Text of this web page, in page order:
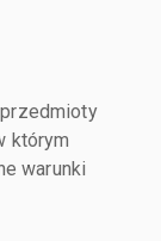
którym
warunki